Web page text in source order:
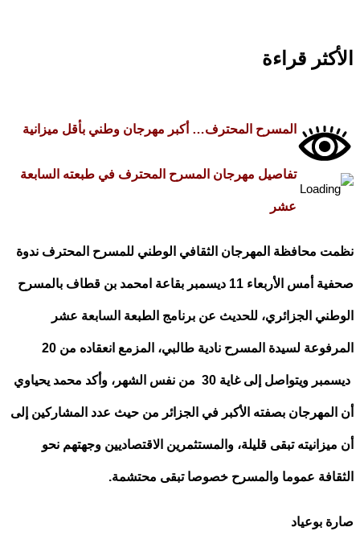
قراءة
المسرح المحترف… أكبر مهرجان وطني بأقل ميزانية
تفاصيل مهرجان المسرح المحترف في طبعته السابعة
عشر
محافظة المهرجان الثقافي الوطني للمسرح المحترف ندوة
أمس الأربعاء 11ديسمبر بقاعة امحمد بن قطاف بالمسرح
الجزائري،للحديث عن برنامج الطبعة السابعة عشر
لسيدة المسرح نادية طالبي، المزمع انعقاده من20
ويتواصل إلى غاية 30 من نفس الشهر، وأكد محمد يحياوي
بصفته الأكبر في الجزائر من حيث عدد المشاركين إلى
تبقى قليلة، والمستثمرين الاقتصاديين وجهتهم نحو
عموما والمسرح خصوصا تبقى محتشمة.
بوعياد